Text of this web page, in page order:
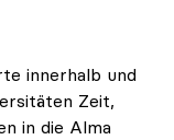
innerhalb und
Zeit,
in die Alma